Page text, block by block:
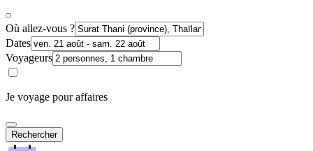
Où allez-vous ?
Dates
Voyageurs
Je voyage pour affaires
Rechercher